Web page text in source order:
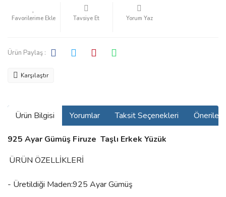
Tavsiye Et Yorum Yaz
Ürün Paylaş :
Karşılaştır
Ürün Bilgisi Yorumlar Taksit Seçenekleri
925 Ayar Gümüş Firuze Taşlı Erkek Yüzük
ÜRÜN ÖZELLİKLERİ
- Üretildiği Maden:925 Ayar Gümüş